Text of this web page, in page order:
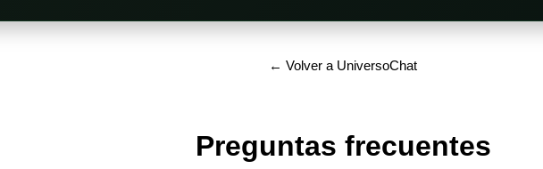
← Volver a UniversoChat
Preguntas frecuentes